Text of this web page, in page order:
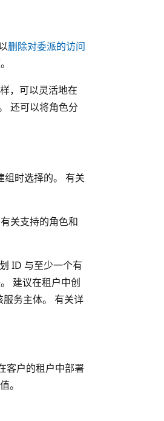
删除对委派的访问
，可以灵活地在
还可以将角色分
组时选择的。 有关
关支持的角色和
ID 与至少一个有
建议在租户中创
务主体。 有关详
客户的租户中部署
值。